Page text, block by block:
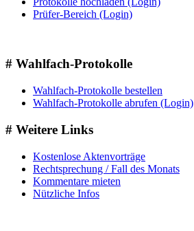
Prüfer-Bereich (Login)
# Wahlfach-Protokolle
Wahlfach-Protokolle bestellen
Wahlfach-Protokolle abrufen (Login)
# Weitere Links
Kostenlose Aktenvorträge
Rechtsprechung / Fall des Monats
Kommentare mieten
Nützliche Infos